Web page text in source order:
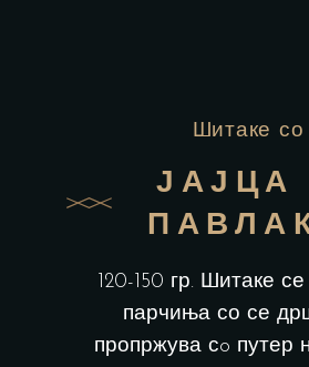
Шитаке со
ЈАЈЦА
120-150 гр. Шитаке
парчиња со се
пропржува сo путер